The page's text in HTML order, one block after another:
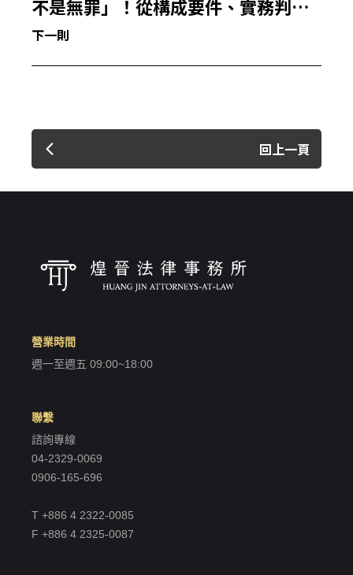
不是無罪」！從構成要件、實務判決
到自保提醒，一篇說清楚！
下一則
回上一頁
營業時間
週一至週五 09:00~18:00
聯繫
諮詢專線
04-2329-0069
0906-165-696
T +886 4 2322-0085
F +886 4 2325-0087